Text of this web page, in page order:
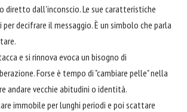
diretto dall'inconscio. Le sue caratteristiche
decifrare il messaggio. È un simbolo che parla
e si rinnova evoca un bisogno di
Forse è tempo di "cambiare pelle" nella
andare vecchie abitudini o identità.
immobile per lunghi periodi e poi scattare